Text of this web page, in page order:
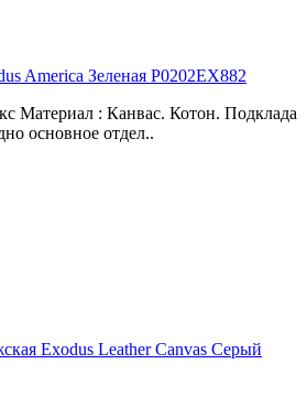
America Зеленая P0202EX882
Материал : Канвас. Котон. Подклада
основное отдел..
Exodus Leather Canvas Серый